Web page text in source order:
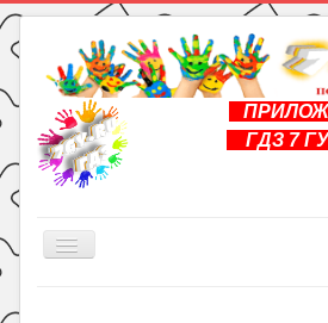
ГДЗ 7
Включить/